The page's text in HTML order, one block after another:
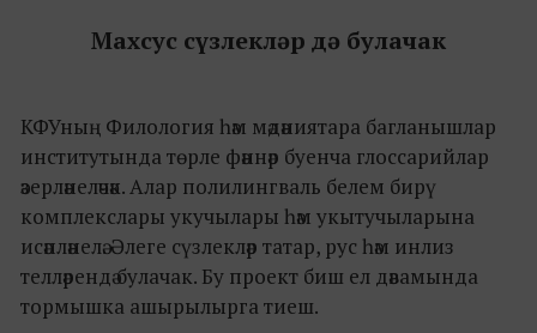
Махсус сүзлекләр дә булачак
КФУның Филология һәм мәдәниятара багланышлар
институтында төрле фәннәр буенча глоссарийлар
әзерләнеләчәк. Алар полилингваль белем бирү
комплекслары укучылары һәм укытучыларына
исәпләнелә. Әлеге сүзлекләр татар, рус һәм инлиз
телләрендә булачак. Бу проект биш ел дәвамында
тормышка ашырылырга тиеш.